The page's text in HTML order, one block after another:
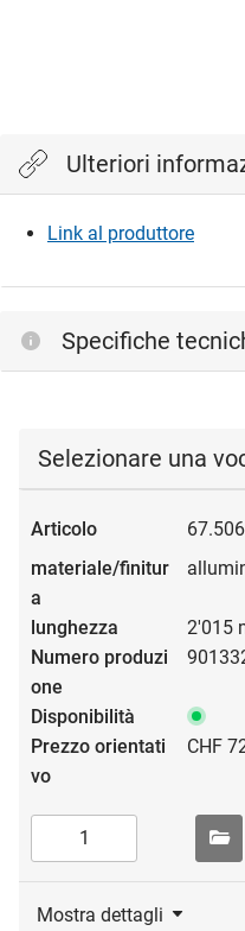
Ulteriori
Link al produttore
Specifiche
Selezionare una
2'015
CHF
Mostra dettagli